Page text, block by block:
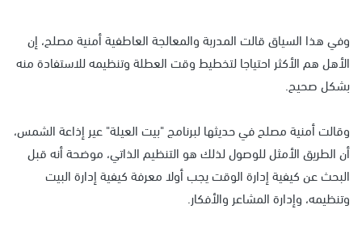
وفي هذا السياق قالت المدربة والمعالجة العاطفية أمنية مصلح، إن
الأهل هم الأكثر احتياجا لتخطيط وقت العطلة وتنظيمه للاستفادة منه
بشكل صحيح.
وقالت أمنية مصلح في حديثها لبرنامج "بيت العيلة" عير إذاعة الشمس،
أن الطريق الأمثل للوصول لذلك هو التنظيم الذاتي، موضحة أنه قبل
البحث عن كيفية إدارة الوقت يجب أولا معرفة كيفية إدارة البيت
وتنظيمه، وإدارة المشاعر والأفكار.